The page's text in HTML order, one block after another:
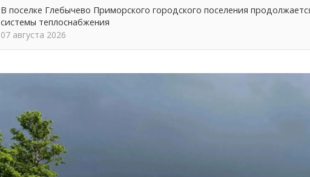
В поселке Глебычево Приморского городского поселения
системы теплоснабжения
07 августа 2026